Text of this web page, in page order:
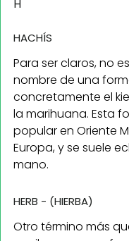
H
HACHÍS
Para ser claros, no
nombre de una
concretamente el
la marihuana. Esta
popular en Oriente
Europa, y se suele
mano.
HERB - (HIERBA)
Otro término más